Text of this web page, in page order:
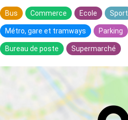
Bus Commerce Ecole Sport
Métro, gare et tramways Parking
Bureau de poste Supermarché